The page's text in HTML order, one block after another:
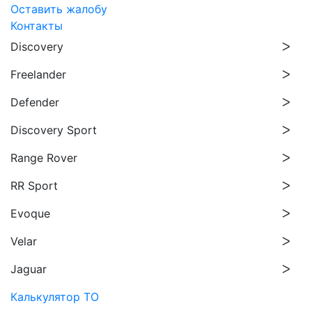
Оставить жалобу
Контакты
Discovery
Freelander
Defender
Discovery Sport
Range Rover
RR Sport
Evoque
Velar
Jaguar
Калькулятор ТО